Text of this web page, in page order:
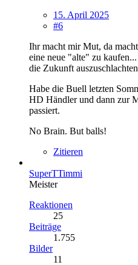
15. April 2025
#6
Ihr macht mir Mut, da
eine neue "alte" zu
die Zukunft
Habe die Buell letzten
HD Händler und dann zur
passiert.
No Brain. But balls!
Zitieren
SuperTTimmi
Meister
Reaktionen
25
Beiträge
1.755
Bilder
11